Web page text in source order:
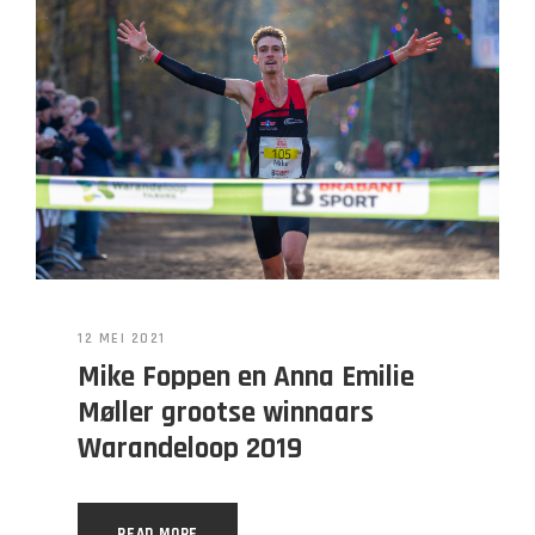
12 MEI 2021
Mike Foppen en Anna Emilie
Møller grootse winnaars
Warandeloop 2019